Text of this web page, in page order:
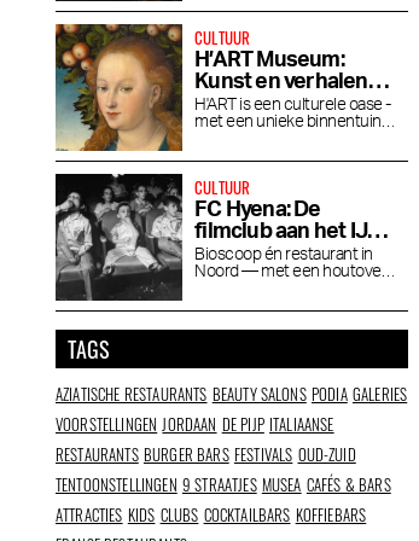
De beste restaurants in
de Houthavens
Beste beauty en
wellness adressen van
Amsterdam
CULTUUR
H’ART Museum:
Kunst en verhalen
van beroemde
musea
H'ART is een culturele oase -
met een unieke binnentuin
CULTUUR
FC Hyena: De
filmclub aan het IJ
waar je blijft hangen
na de film
Bioscoop én restaurant in
Noord — met een houtoven,
TAGS
AZIATISCHE RESTAURANTS BEAUTY SALONS PODIA GALERIES
VOORSTELLINGEN JORDAAN DE PIJP ITALIAANSE
RESTAURANTS BURGER BARS FESTIVALS OUD-ZUID
TENTOONSTELLINGEN 9 STRAATJES MUSEA CAFÉS & BARS
ATTRACTIES KIDS CLUBS COCKTAILBARS KOFFIEBARS